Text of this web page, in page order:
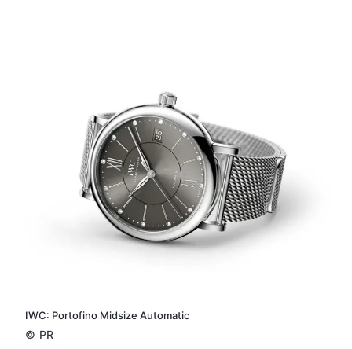
IWC: Portofino Midsize Automatic
© PR